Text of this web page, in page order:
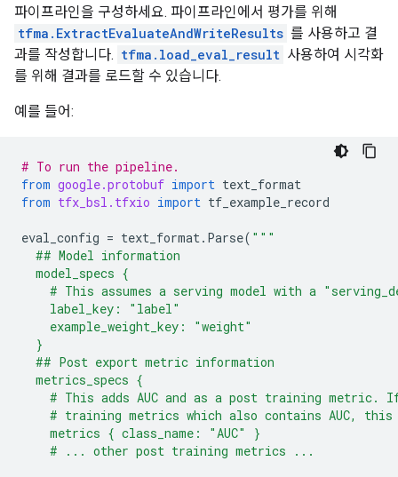
파이프라인을 구성하세요. 파이프라인에서 평가를 위해
tfma.ExtractEvaluateAndWriteResults 를 사용하고 결
과를 작성합니다. tfma.load_eval_result 사용하여 시각화
를 위해 결과를 로드할 수 있습니다.
예를 들어:
# To run the pipeline.
from google.protobuf import text_format
from tfx_bsl.tfxio import tf_example_record
eval_config = text_format. Parse( """
  ## Model information
  model_specs {
# This assumes a serving model with a
    label_key: "label"
    example_weight_key: "weight"
  }
  ## Post export metric information
  metrics_specs {
# This adds AUC and as a post training metric.
# training metrics which also contains AUC,
    metrics { class_name: "AUC" }
    # ... other post training metrics ...